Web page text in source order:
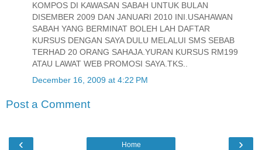
KOMPOS DI KAWASAN SABAH UNTUK BULAN
DISEMBER 2009 DAN JANUARI 2010 INI.USAHAWAN
SABAH YANG BERMINAT BOLEH LAH DAFTAR
KURSUS DENGAN SAYA DULU MELALUI SMS SEBAB
TERHAD 20 ORANG SAHAJA.YURAN KURSUS RM199
ATAU LAWAT WEB PROMOSI SAYA.TKS..
December 16, 2009 at 4:22 PM
Post a Comment
‹ ›
Home